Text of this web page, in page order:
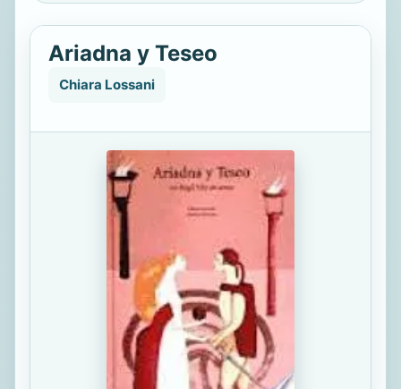
Ariadna y Teseo
Chiara Lossani